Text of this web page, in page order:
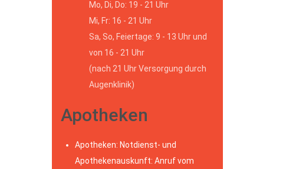
Mo, Di, Do: 19 - 21 Uhr
Mi, Fr: 16 - 21 Uhr
Sa, So, Feiertage: 9 - 13 Uhr und
von 16 - 21 Uhr
(nach 21 Uhr Versorgung durch
Augenklinik)
Apotheken
Apotheken: Notdienst- und
Apothekenauskunft: Anruf vom